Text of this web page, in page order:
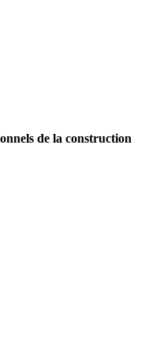
de la construction